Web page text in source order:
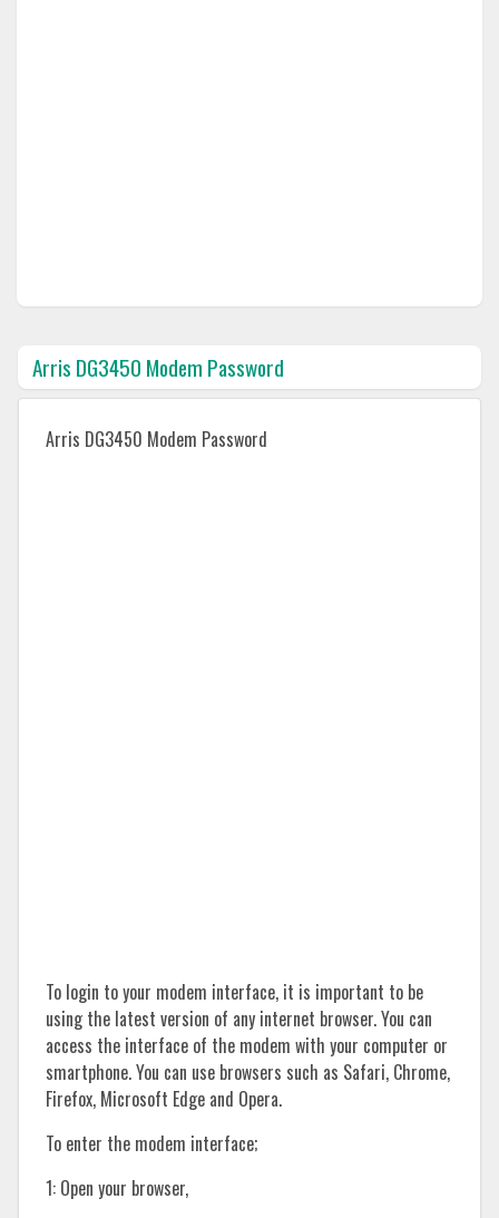
Arris DG3450 Modem Password
Arris DG3450 Modem Password
To login to your modem interface, it is important to be
using the latest version of any internet browser. You can
access the interface of the modem with your computer or
smartphone. You can use browsers such as Safari, Chrome,
Firefox, Microsoft Edge and Opera.
To enter the modem interface;
1: Open your browser,